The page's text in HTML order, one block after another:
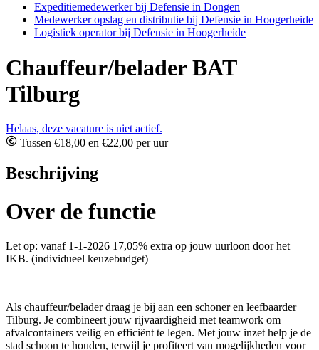
Expeditiemedewerker bij Defensie in Dongen
Medewerker opslag en distributie bij Defensie in Hoogerheide
Logistiek operator bij Defensie in Hoogerheide
Chauffeur/belader BAT
Tilburg
Helaas, deze vacature is niet actief.
Tussen €18,00 en €22,00 per uur
Beschrijving
Over de functie
Let op: vanaf 1-1-2026 17,05% extra op jouw uurloon door het
IKB. (individueel keuzebudget)
Als chauffeur/belader draag je bij aan een schoner en leefbaarder
Tilburg. Je combineert jouw rijvaardigheid met teamwork om
afvalcontainers veilig en efficiënt te legen. Met jouw inzet help je de
stad schoon te houden, terwijl je profiteert van mogelijkheden voor